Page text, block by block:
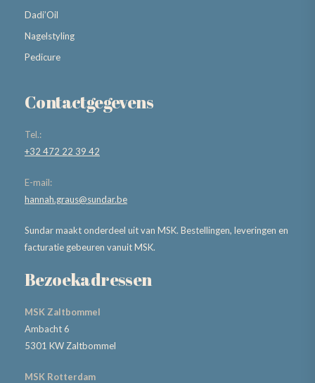
Dadi’Oil
Nagelstyling
Pedicure
Contactgegevens
Tel.:
+32 472 22 39 42
E-mail:
hannah.graus@sundar.be
Sundar maakt onderdeel uit van MSK. Bestellingen, leveringen en
facturatie gebeuren vanuit MSK.
Bezoekadressen
MSK Zaltbommel
Ambacht 6
5301 KW Zaltbommel
MSK Rotterdam